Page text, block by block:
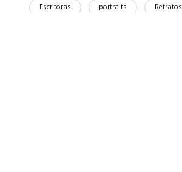
Escritoras portraits Retratos